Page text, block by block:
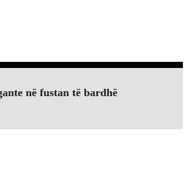
në fustan të bardhë